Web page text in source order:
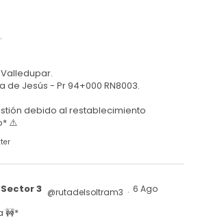
de Jesús - Pr 94+000 RN8003.
debido al restablecimiento
⚠️
3 @rutadelsoltram3 · 6 Ago
🚧*